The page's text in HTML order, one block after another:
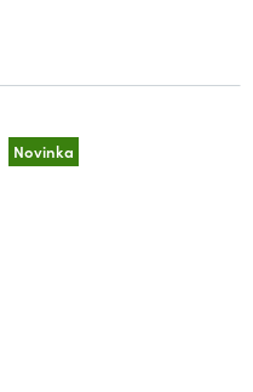
Novinka